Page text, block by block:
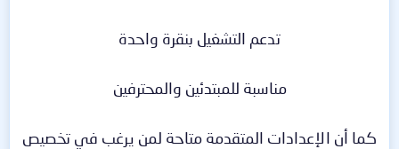
تدعم التشغيل بنقرة واحدة
مناسبة للمبتدئين والمحترفين
كما أن الإعدادات المتقدمة متاحة لمن يرغب في تخصيص